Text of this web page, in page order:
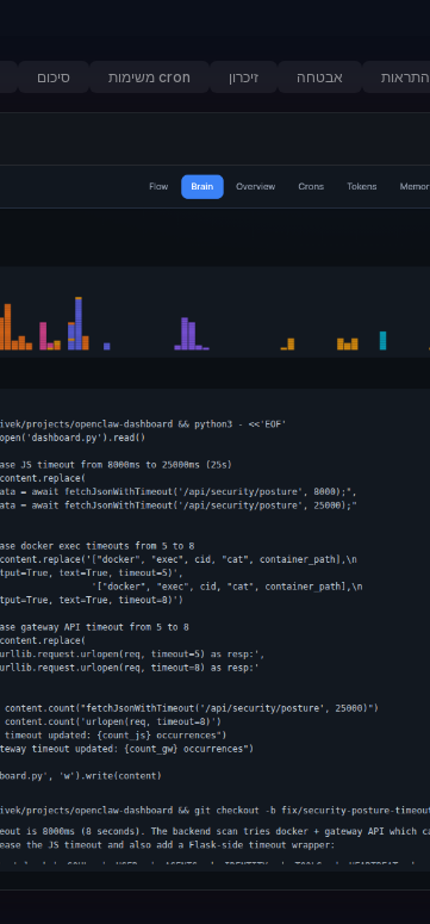
סיכום משימות cron זיכרון אבטחה התראות